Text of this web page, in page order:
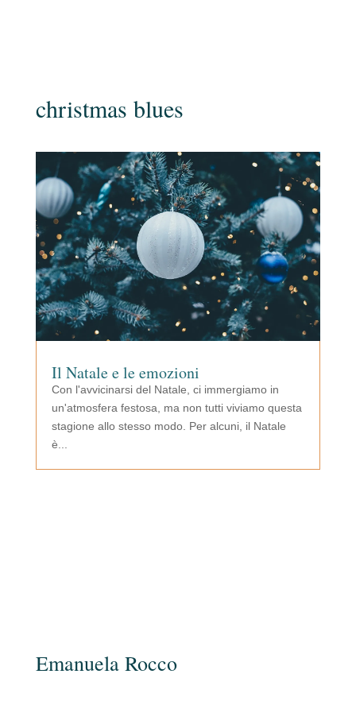
christmas blues
Il Natale e le emozioni
Con l'avvicinarsi del Natale, ci immergiamo in
un'atmosfera festosa, ma non tutti viviamo questa
stagione allo stesso modo. Per alcuni, il Natale
è...
Emanuela Rocco